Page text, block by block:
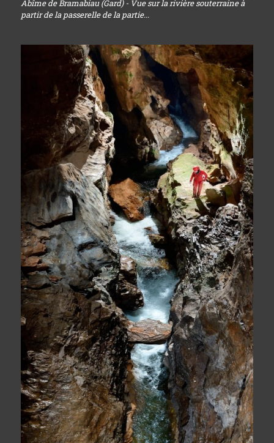
Abîme de Bramabiau (Gard) - Vue sur la rivière souterraine à
partir de la passerelle de la partie...